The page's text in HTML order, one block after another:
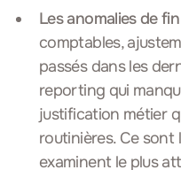
Les anomalies de
comptables,
passés dans les
reporting qui
justification métier
routinières. Ce sont
examinent le plus